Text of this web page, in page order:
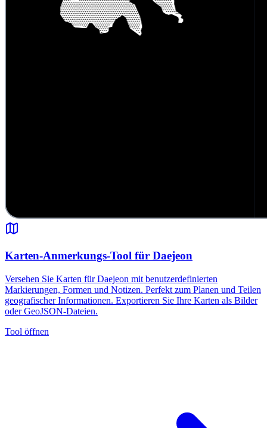
Karten-Anmerkungs-Tool für Daejeon
Versehen Sie Karten für Daejeon mit benutzerdefinierten
Markierungen, Formen und Notizen. Perfekt zum Planen und Teilen
geografischer Informationen. Exportieren Sie Ihre Karten als Bilder
oder GeoJSON-Dateien.
Tool öffnen